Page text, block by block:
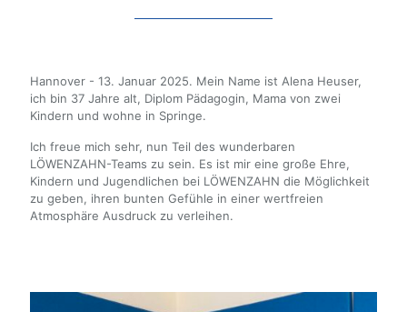
Hannover - 13. Januar 2025. Mein Name ist Alena Heuser,
ich bin 37 Jahre alt, Diplom Pädagogin, Mama von zwei
Kindern und wohne in Springe.
Ich freue mich sehr, nun Teil des wunderbaren
LÖWENZAHN-Teams zu sein. Es ist mir eine große Ehre,
Kindern und Jugendlichen bei LÖWENZAHN die Möglichkeit
zu geben, ihren bunten Gefühle in einer wertfreien
Atmosphäre Ausdruck zu verleihen.